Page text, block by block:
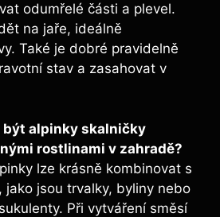
odumřelé části a plevel.
na jaře, ideálně
Také je dobré pravidelně
stav a zasahovat v
být alpinky skalničky
rostlinami v zahradě?
lze krásně kombinovat s
jako jsou trvalky, byliny nebo
Při vytváření směsí